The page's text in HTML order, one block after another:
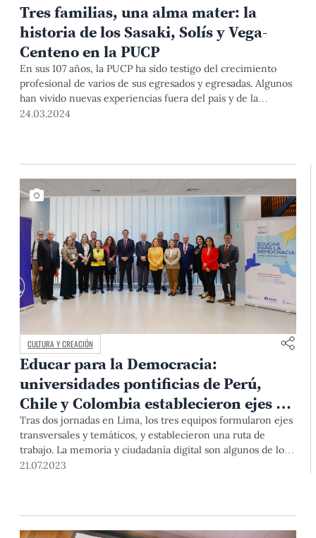
Tres familias, una alma mater: la
historia de los Sasaki, Solís y Vega-
Centeno en la PUCP
En sus 107 años, la PUCP ha sido testigo del crecimiento
profesional de varios de sus egresados y egresadas. Algunos
han vivido nuevas experiencias fuera del país y de la
Universidad, pero han regresado a su alma mater para
estudios.
24.03.2024
CULTURA Y CREACIÓN
Educar para la Democracia:
universidades pontificias de Perú,
Chile y Colombia establecieron ejes de
trabajo para diálogo permanente
Tras dos jornadas en Lima, los tres equipos formularon ejes
transversales y temáticos, y establecieron una ruta de
trabajo. La memoria y ciudadanía digital son algunos de los
aspectos claves a desarrollar a futuro.
21.07.2023